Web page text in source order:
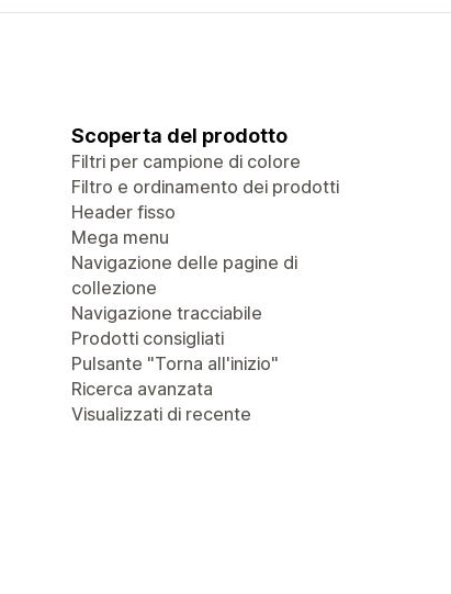
Scoperta del prodotto
Filtri per campione di colore
Filtro e ordinamento dei prodotti
Header fisso
Mega menu
Navigazione delle pagine di
collezione
Navigazione tracciabile
Prodotti consigliati
Pulsante "Torna all'inizio"
Ricerca avanzata
Visualizzati di recente